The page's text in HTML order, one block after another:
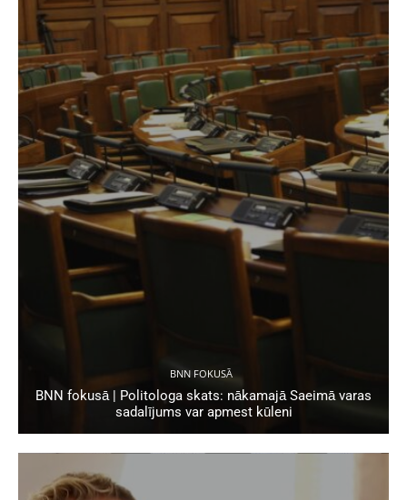
BNN FOKUSĀ
BNN fokusā | Politologa skats: nākamajā Saeimā varas
sadalījums var apmest kūleni